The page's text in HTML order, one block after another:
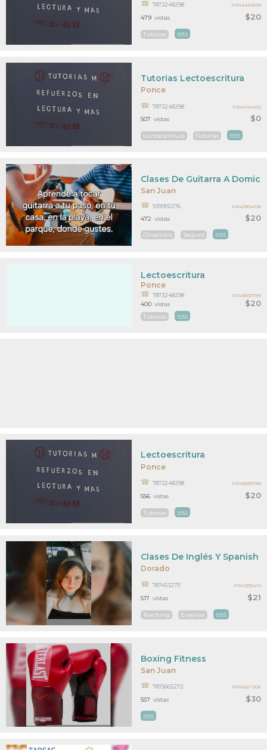
$20
7873248298
Tutorias MAS
479 vistas
PR44434599
Ponce
$0
Tutorias Lectoescritura
7873248298
Lectoescritura Tutorias MAS
507 vistas
PR44124402
San Juan
$20
Clases De Guitarra A
9399151276
Dinamico Seguro MAS
472 vistas
PR43904108
Ponce
$20
Lectoescritura
7873248298
Tutorias MAS
400 vistas
PR43833789
Ponce
$20
Lectoescritura
7873248298
Tutorias MAS
556 vistas
PR43833788
Dorado
$21
Clases De Inglés Y Spanish
7874532711
Teaching Enseñar MAS
517 vistas
PR41330410
San Juan
$30
Boxing Fitness
7875665272
MAS
557 vistas
PR34557006